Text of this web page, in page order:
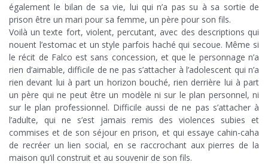
également le bilan de sa vie, lui qui n’a pas su à sa sortie de
prison être un mari pour sa femme, un père pour son fils.
Voilà un texte fort, violent, percutant, avec des descriptions qui
nouent l’estomac et un style parfois haché qui secoue. Même si
le récit de Falco est sans concession, et que le personnage n’a
rien d’aimable, difficile de ne pas s’attacher à l’adolescent qui n’a
rien devant lui à part un horizon bouché, rien derrière lui à part
un père qui ne peut être un modèle ni sur le plan personnel, ni
sur le plan professionnel. Difficile aussi de ne pas s’attacher à
l’adulte, qui ne s’est jamais remis des violences subies et
commises et de son séjour en prison, et qui essaye cahin-caha
de recréer un lien social, en se raccrochant aux pierres de la
maison qu’il construit et au souvenir de son fils.